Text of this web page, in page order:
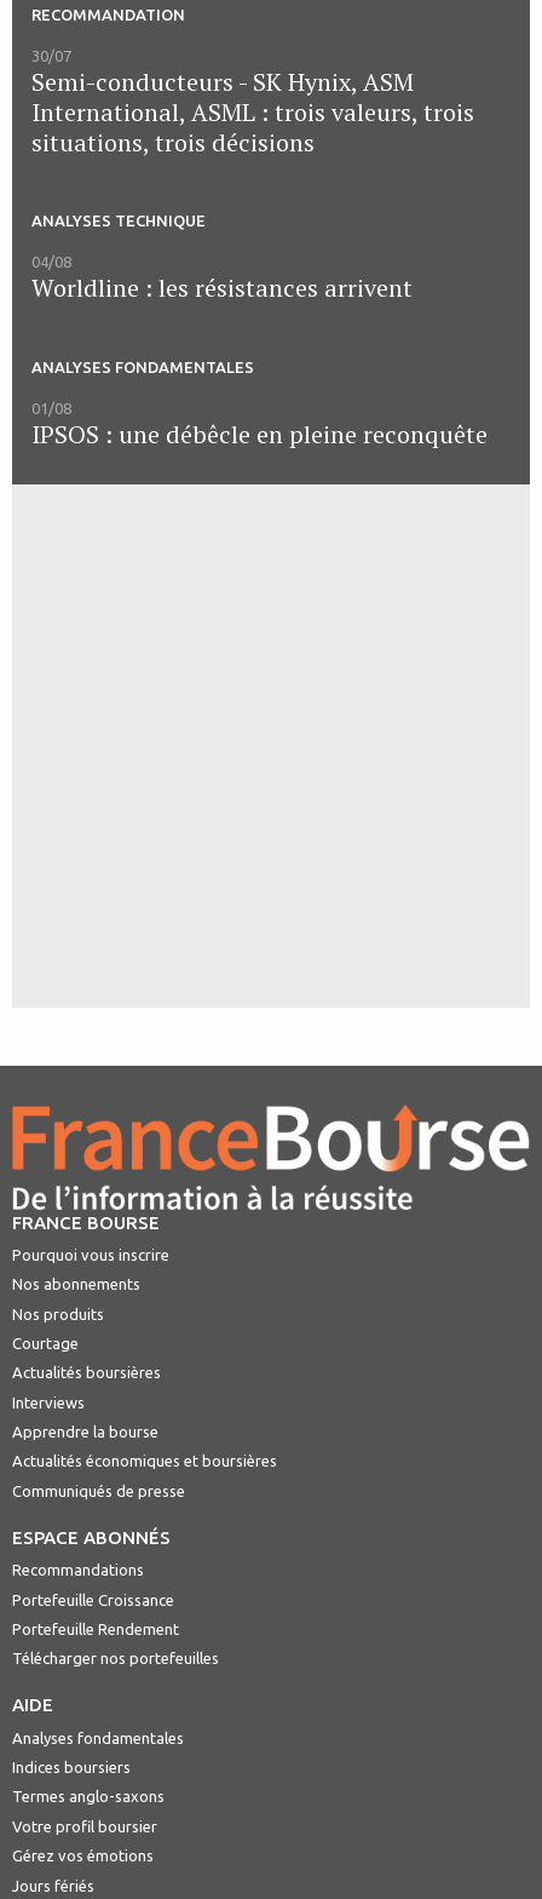
RECOMMANDATION
30/07
Semi-conducteurs - SK Hynix, ASM
International, ASML : trois valeurs, trois
situations, trois décisions
ANALYSES TECHNIQUE
04/08
Worldline : les résistances arrivent
ANALYSES FONDAMENTALES
01/08
IPSOS : une débêcle en pleine reconquête
FRANCE BOURSE
Pourquoi vous inscrire
Nos abonnements
Nos produits
Courtage
Actualités boursières
Interviews
Apprendre la bourse
Actualités économiques et boursières
Communiqués de presse
ESPACE ABONNÉS
Recommandations
Portefeuille Croissance
Portefeuille Rendement
Télécharger nos portefeuilles
AIDE
Analyses fondamentales
Indices boursiers
Termes anglo-saxons
Votre profil boursier
Gérez vos émotions
Jours fériés